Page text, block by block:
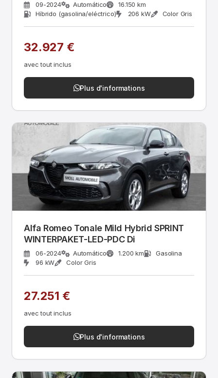
09-2024 Automático
16.150 km
Híbrido (gasolina/eléctrico)
206 kW Color Gris
32.927 €
avec tout inclus
Plus d'informations
Alfa Romeo Tonale Mild Hybrid SPRINT
WINTERPAKET-LED-PDC Di
06-2024 Automático 1.200 km
Gasolina
96 kW
Color Gris
27.251 €
avec tout inclus
Plus d'informations